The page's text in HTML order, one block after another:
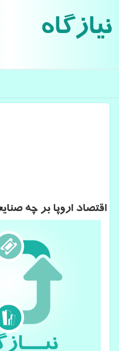
نیازگاه
اقتصاد اروپا بر چه